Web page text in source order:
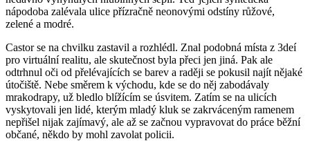
nápodoba zalévala ulice přízračně neonovými odstíny růžové,
zelené a modré.
Castor se na chvilku zastavil a rozhlédl. Znal podobná místa z 3deí
pro virtuální realitu, ale skutečnost byla přeci jen jiná. Pak ale
odtrhnul oči od přelévajících se barev a raději se pokusil najít nějaké
útočiště. Nebe směrem k východu, kde se do něj zabodávaly
mrakodrapy, už bledlo blížícím se úsvitem. Zatím se na ulicích
vyskytovali jen lidé, kterým mladý kluk se zakrváceným ramenem
nepřišel nijak zajímavý, ale až se začnou vypravovat do práce běžní
občané, někdo by mohl zavolat policii.